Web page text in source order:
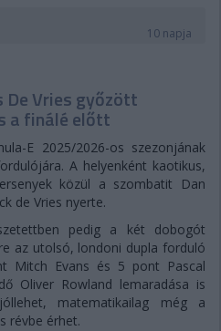
10 napja
De Vries győzött
a finálé előtt
E 2025/2026-os szezonjának
A helyenként kaotikus,
közül a szombatit Dan
de Vries nyerte.
pedig a két dobogót
az utolsó, londoni dupla forduló
Mitch Evans és 5 pont Pascal
Oliver Rowland lemaradása is
matematikailag még a
révbe érhet.